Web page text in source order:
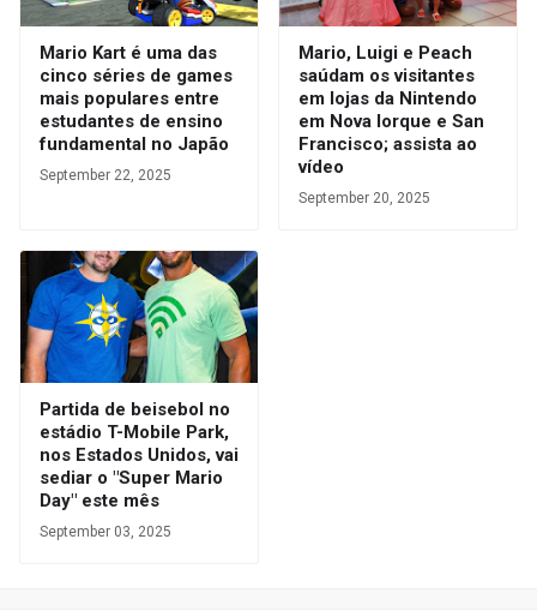
Mario Kart é uma das
cinco séries de games
mais populares entre
estudantes de ensino
fundamental no Japão
September 22, 2025
Mario, Luigi e Peach
saúdam os visitantes
em lojas da Nintendo
em Nova Iorque e San
Francisco; assista ao
vídeo
September 20, 2025
Partida de beisebol no
estádio T-Mobile Park,
nos Estados Unidos, vai
sediar o "Super Mario
Day" este mês
September 03, 2025